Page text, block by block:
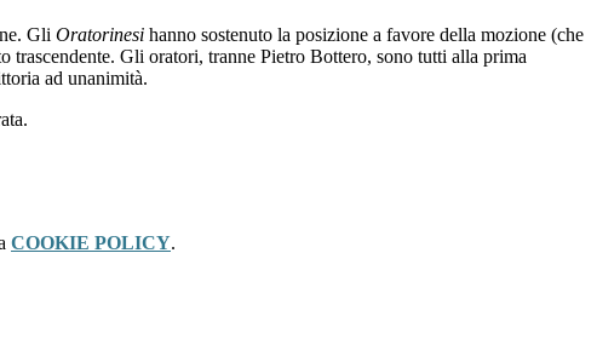
Gli Oratorinesi hanno sostenuto la posizione a favore della mozione (che
trascendente. Gli oratori, tranne Pietro Bottero, sono tutti alla prima
ad unanimità.
COOKIE POLICY.